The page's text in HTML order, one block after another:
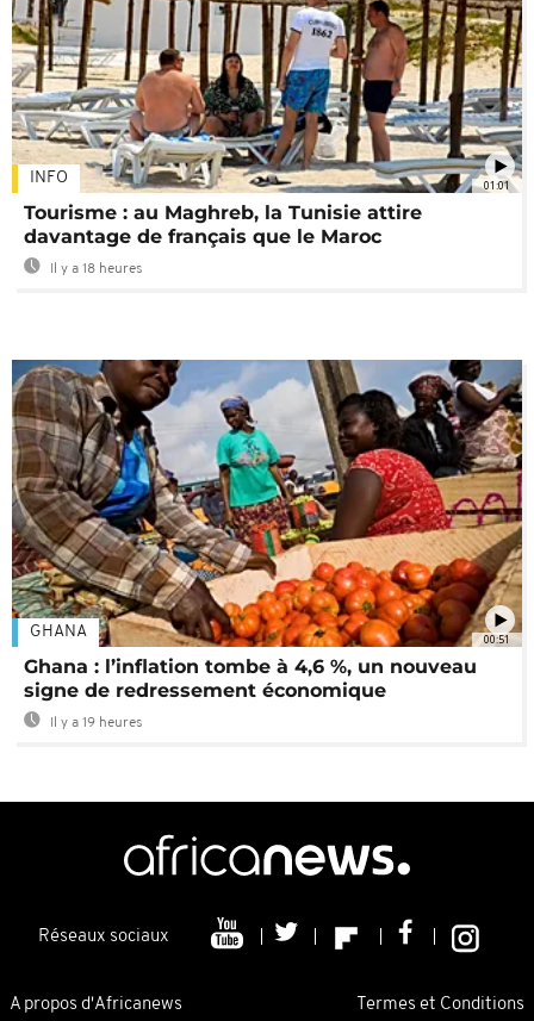
01:01
INFO
Tourisme : au Maghreb, la Tunisie attire
davantage de français que le Maroc
Il y a 18 heures
00:51
GHANA
Ghana : l’inflation tombe à 4,6 %, un nouveau
signe de redressement économique
Il y a 19 heures
Réseaux sociaux
A propos d'Africanews Termes et Conditions